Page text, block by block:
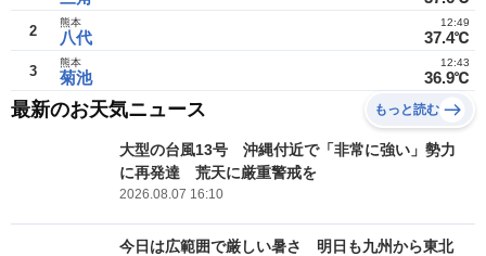
2 八代
熊本
37.4℃
12:49
3 菊池
熊本
36.9℃
12:43
最新のお天気ニュース もっと読む
大型の台風13号 沖縄付近で「非常に強い」勢力
に再発達 荒天に厳重警戒を
2026.08.07 16:10
今日は広範囲で厳しい暑さ 明日も九州から東北